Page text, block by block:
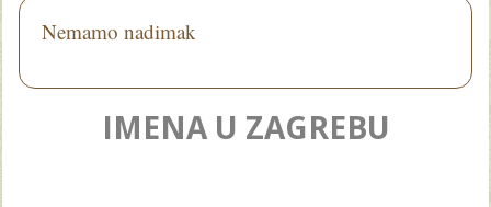
Nemamo nadimak
IMENA U ZAGREBU